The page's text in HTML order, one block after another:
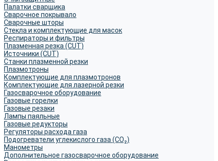
Палатки сварщика
Сварочное покрывало
Сварочные шторы
Стекла и комплектующие для масок
Респираторы и фильтры
Плазменная резка (CUT)
Источники (CUT)
Станки плазменной резки
Плазмотроны
Комплектующие для плазмотронов
Комплектующие для лазерной резки
Газосварочное оборудование
Газовые горелки
Газовые резаки
Лампы паяльные
Газовые редукторы
Регуляторы расхода газа
Подогреватели углекислого газа (CO₂)
Манометры
Дополнительное газосварочное оборудование